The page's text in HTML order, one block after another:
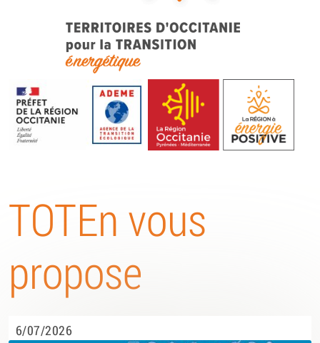
TOTEn Occitanie | Territoires
d’Occitanie pour la Transition
Energétique
TOTEn vous
propose
6/07/2026